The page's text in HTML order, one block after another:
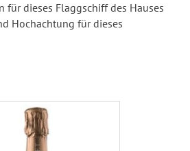
für dieses Flaggschiff des Hauses
Hochachtung für dieses